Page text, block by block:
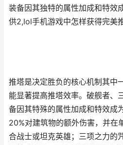
装备因其独特的属性加成和特效
供2,lol手机游戏中怎样获得完美
推塔是决定胜负的核心机制其中
能显著提高推塔效率。破舰者、
备因其特殊的属性加成和特效成
20%对建筑物的额外伤害，并在
合战士或坦克英雄；三项之力的